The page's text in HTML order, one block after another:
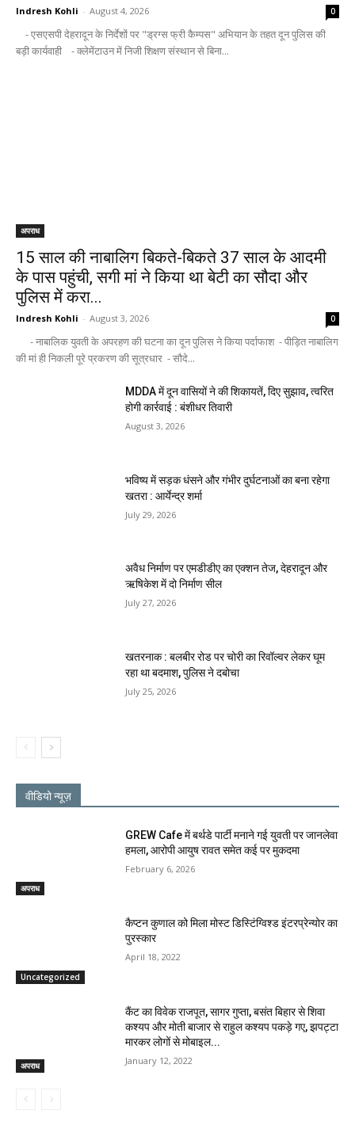
Indresh Kohli - August 4, 2026 0
- एसएसपी देहरादून के निर्देशों पर "ड्रग्स फ्री कैम्पस" अभियान के तहत दून पुलिस की
बड़ी कार्यवाही - क्लेमेंटाउन में निजी शिक्षण संस्थान से बिना...
अपराध
15 साल की नाबालिग बिकते-बिकते 37 साल के आदमी
के पास पहुंची, सगी मां ने किया था बेटी का सौदा और
पुलिस में करा...
Indresh Kohli - August 3, 2026 0
- नाबालिक युवती के अपरहण की घटना का दून पुलिस ने किया पर्दाफाश - पीड़ित नाबालिग
की मां ही निकली पूरे प्रकरण की सूत्रधार - सौदे...
MDDA में दून वासियों ने की शिकायतें, दिए सुझाव, त्वरित
होगी कार्रवाई : बंशीधर तिवारी
August 3, 2026
भविष्य में सड़क धंसने और गंभीर दुर्घटनाओं का बना रहेगा
खतरा : आर्येन्द्र शर्मा
July 29, 2026
अवैध निर्माण पर एमडीडीए का एक्शन तेज, देहरादून और
ऋषिकेश में दो निर्माण सील
July 27, 2026
खतरनाक : बलबीर रोड पर चोरी का रिवॉल्वर लेकर घूम
रहा था बदमाश, पुलिस ने दबोचा
July 25, 2026
वीडियो न्यूज़
अपराध
GREW Cafe में बर्थडे पार्टी मनाने गई युवती पर जानलेवा
हमला, आरोपी आयुष रावत समेत कई पर मुकदमा
February 6, 2026
Uncategorized
कैप्टन कुणाल को मिला मोस्ट डिस्टिंग्विश्ड इंटरप्रेन्योर का
पुरस्कार
April 18, 2022
अपराध
कैंट का विवेक राजपूत, सागर गुप्ता, बसंत बिहार से शिवा
कश्यप और मोती बाजार से राहुल कश्यप पकड़े गए, झपट्टा
मारकर लोगों से मोबाइल...
January 12, 2022